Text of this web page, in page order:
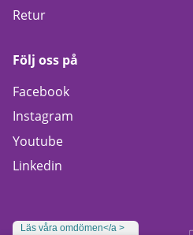
Retur
Följ oss på
Facebook
Instagram
Youtube
Linkedin
Läs våra omdömen</a >